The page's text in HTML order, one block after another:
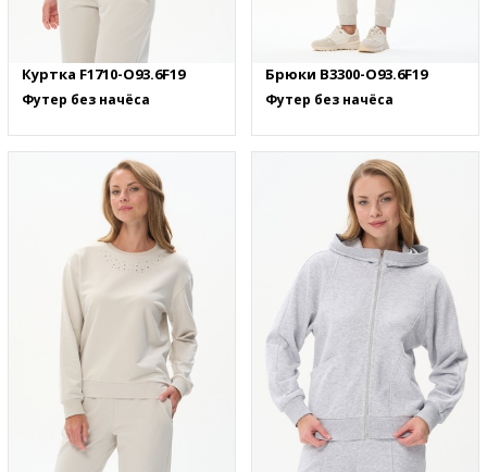
Куртка F1710-O93.6F19
Футер без начёса
Брюки B3300-O93.6F19
Футер без начёса